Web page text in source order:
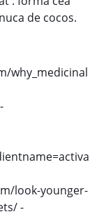
de cocos.
why_medicinal
look-younger-
-